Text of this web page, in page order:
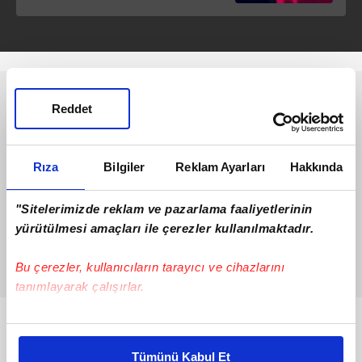
Rıza Bilgiler Reklam Ayarları Hakkında
"Sitelerimizde reklam ve pazarlama faaliyetlerinin
yürütülmesi amaçları ile çerezler kullanılmaktadır.
Bu çerezler, kullanıcıların tarayıcı ve cihazlarını
tanımlayarak çalışırlar.
Bu çerezlere izin vermeniz halinde sizlere özel
Tümünü Kabul Et
Reddet
Bunlar da Var